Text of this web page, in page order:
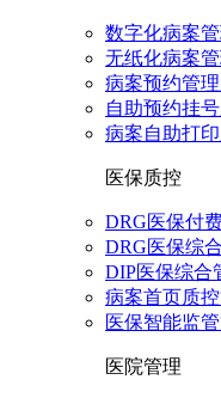
数字化病案
无纸化病案
病案预约管
自助预约挂
病案自助打
医保质控
DRG医保付
DRG医保综
DIP医保综合
病案首页质
医保智能监
医院管理